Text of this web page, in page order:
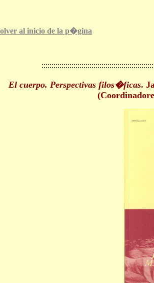
al inicio de la p�gina
El cuerpo. Perspectivas filos�ficas.